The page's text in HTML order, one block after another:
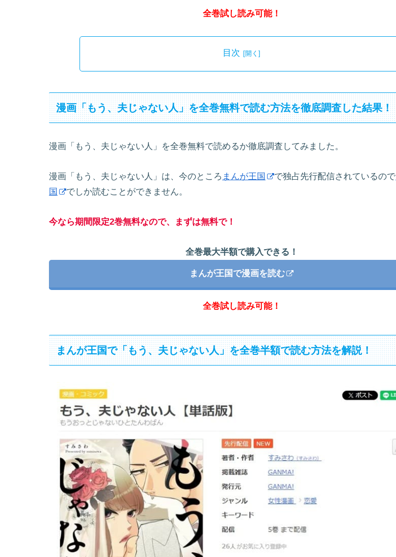
全巻試し読み可能！
目次
漫画「もう、夫じゃない人」を全巻無料で読む方法を徹底調査した結果！
漫画「もう、夫じゃない人」を全巻無料で読めるか徹底調査してみました。
漫画「もう、夫じゃない人」は、今のところ まんが王国 で独占先行配信されているので
国
でしか読むことができません。
今なら期間限定2巻無料なので、まずは無料で！
全巻最大半額で購入できる！
まんが王国で漫画を読む
全巻試し読み可能！
まんが王国で「もう、夫じゃない人」を全巻半額で読む方法を解説！